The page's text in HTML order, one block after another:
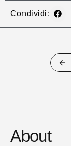
Condividi:
About